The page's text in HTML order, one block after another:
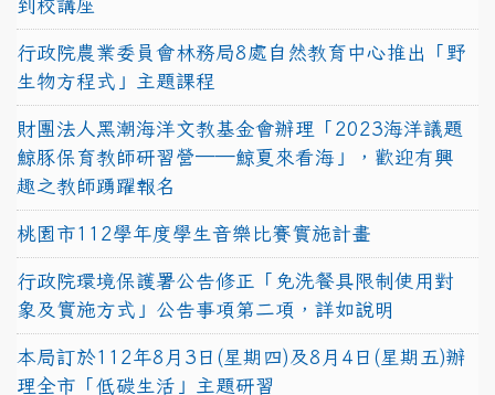
到校講座
行政院農業委員會林務局8處自然教育中心推出「野
生物方程式」主題課程
財團法人黑潮海洋文教基金會辦理「2023海洋議題
鯨豚保育教師研習營──鯨夏來看海」，歡迎有興
趣之教師踴躍報名
桃園市112學年度學生音樂比賽實施計畫
行政院環境保護署公告修正「免洗餐具限制使用對
象及實施方式」公告事項第二項，詳如說明
本局訂於112年8月3日(星期四)及8月4日(星期五)辦
理全市「低碳生活」主題研習